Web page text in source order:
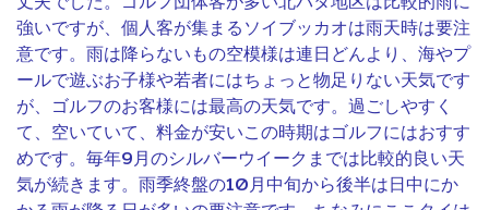
強いですが、個人客が集まるソイブッカオは雨天時は要注
意です。雨は降らないもの空模様は連日どんより、海やプ
ールで遊ぶお子様や若者にはちょっと物足りない天気です
が、ゴルフのお客様には最高の天気です。過ごしやすく
て、空いていて、料金が安いこの時期はゴルフにはおすす
めです。毎年9月のシルバーウイークまでは比較的良い天
気が続きます。雨季終盤の10月中旬から後半は日中にか